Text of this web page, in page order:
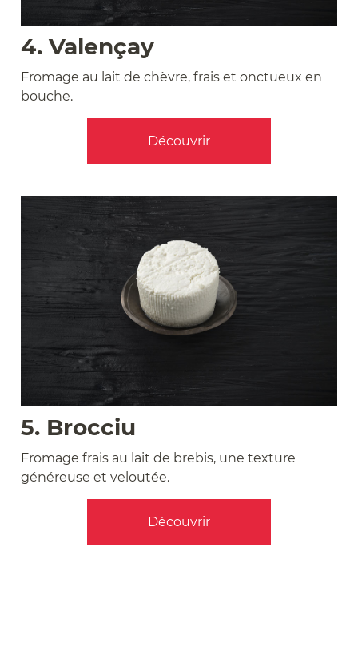
4. Valençay
Fromage au lait de chèvre, frais et onctueux en
bouche.
Découvrir
5. Brocciu
Fromage frais au lait de brebis, une texture
généreuse et veloutée.
Découvrir